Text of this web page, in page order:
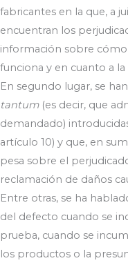
fabricantes en la que, a
encuentran los
información sobre
funciona y en cuanto a
En segundo lugar, se
tantum(es decir, que
demandado)
artículo 10) y que, en
pesa sobre el
reclamación de daños
Entre otras, se ha
del defecto cuando se
prueba, cuando se
los productos o la